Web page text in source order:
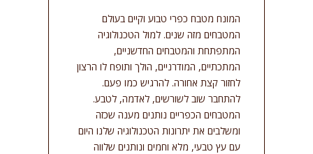
קו תחתון קישורים
סמן קישורים
אפס
את
כל
האפשרויות
cached
המונח מטבח כפרי טבוע וקיים בעולם
המטבחים מזה שנים. למול הטכנולוגיה
המתפתחת והמטבחים החדשניים,
המתכתיים, המודרניים, הולך ותופח לו הרצון
לחזור קצת אחורה. להרגיש כמו פעם.
להתחבר שוב לשורשים, לאדמה, לטבע.
המטבחים הכפריים נותנים מענה שכזה
ומשלבים את יתרונות הטכנולוגיה שלנו היום
עם עץ טבעי, מלא וחמים ונותנים שלווה